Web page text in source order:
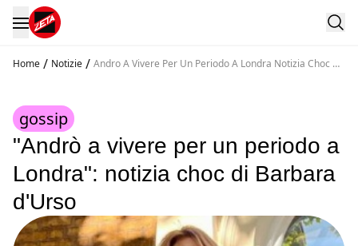
Home / Notizie / Andro A Vivere Per Un Periodo A Londra Notizia Choc Di
gossip
"Andrò a vivere per un periodo a
Londra": notizia choc di Barbara
d'Urso